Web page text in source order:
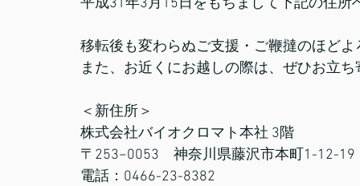
平成31年3月15日をもちまして下記の住
移転後も変わらぬご支援・ご鞭撻のほど
また、お近くにお越しの際は、ぜひお立
＜新住所＞
株式会社バイオクロマト本社 3階
〒253−0053　神奈川県藤沢市本町1-12-19
電話：0466-23-8382